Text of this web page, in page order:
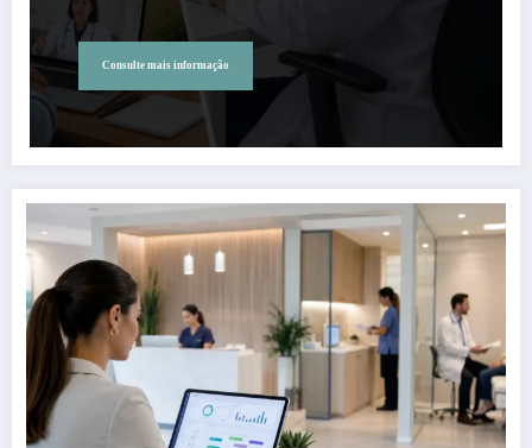
Consulte mais informação